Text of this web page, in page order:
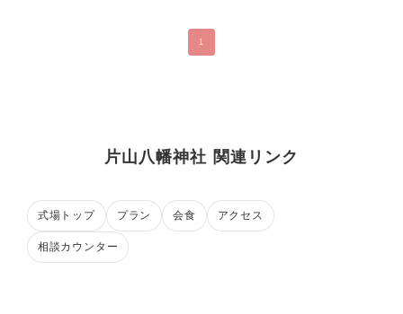
1
片山八幡神社 関連リンク
式場トップ プラン 会食 アクセス
相談カウンター